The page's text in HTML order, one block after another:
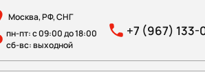
Москва, РФ, СНГ
пн-пт: с 09:00 до 18:00
сб-вс: выходной
+7 (967) 133-